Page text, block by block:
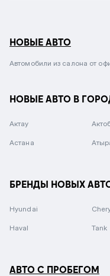
НОВЫЕ АВТО
Автомобили из салона от
НОВЫЕ АВТО В
Актау
Астана
БРЕНДЫ НОВЫХ
Hyundai
Haval Tank
АВТО С ПРОБЕГОМ